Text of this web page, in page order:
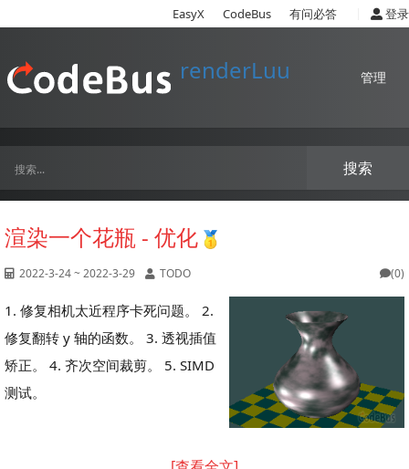
EasyX CodeBus 有问必答 登录
renderLuu 管理
渲染一个花瓶 - 优化
2022-3-24 ~ 2022-3-29 TODO (0)
1. 修复相机太近程序卡死问题。 2.
修复翻转 y 轴的函数。 3. 透视插值
矫正。 4. 齐次空间裁剪。 5. SIMD
测试。
搜索